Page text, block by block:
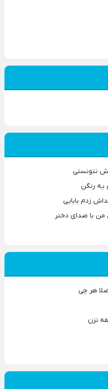
نتونستی
یه رنگن
زدم بابایی
من با صدای دختر
هر چی
نزن